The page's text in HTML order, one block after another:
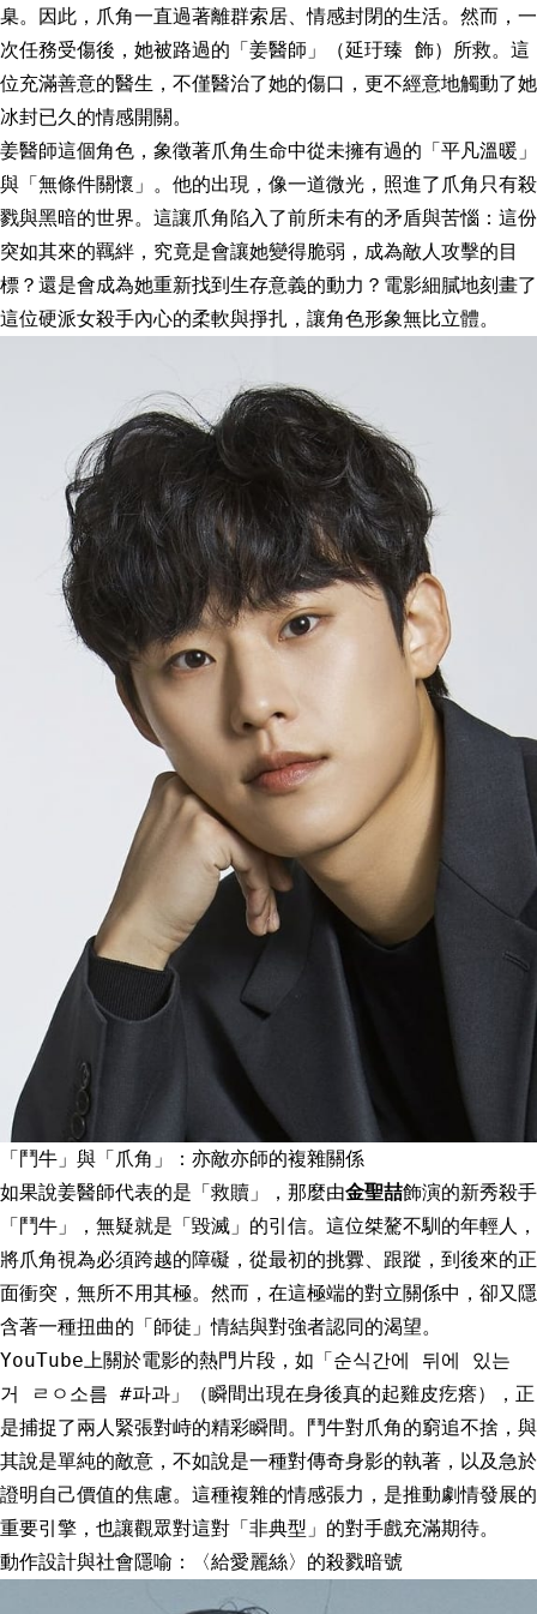
臬。因此，爪角一直過著離群索居、情感封閉的生活。然而，一
次任務受傷後，她被路過的「姜醫師」（延玗臻 飾）所救。這
位充滿善意的醫生，不僅醫治了她的傷口，更不經意地觸動了她
冰封已久的情感開關。
姜醫師這個角色，象徵著爪角生命中從未擁有過的「平凡溫暖」
與「無條件關懷」。他的出現，像一道微光，照進了爪角只有殺
戮與黑暗的世界。這讓爪角陷入了前所未有的矛盾與苦惱：這份
突如其來的羈絆，究竟是會讓她變得脆弱，成為敵人攻擊的目
標？還是會成為她重新找到生存意義的動力？電影細膩地刻畫了
這位硬派女殺手內心的柔軟與掙扎，讓角色形象無比立體。
「鬥牛」與「爪角」：亦敵亦師的複雜關係
如果說姜醫師代表的是「救贖」，那麼由金聖喆飾演的新秀殺手
「鬥牛」，無疑就是「毀滅」的引信。這位桀驁不馴的年輕人，
將爪角視為必須跨越的障礙，從最初的挑釁、跟蹤，到後來的正
面衝突，無所不用其極。然而，在這極端的對立關係中，卻又隱
含著一種扭曲的「師徒」情結與對強者認同的渴望。
YouTube上關於電影的熱門片段，如「순식간에 뒤에 있는
거 ㄹㅇ소름 #파과」（瞬間出現在身後真的起雞皮疙瘩），正
是捕捉了兩人緊張對峙的精彩瞬間。鬥牛對爪角的窮追不捨，與
其說是單純的敵意，不如說是一種對傳奇身影的執著，以及急於
證明自己價值的焦慮。這種複雜的情感張力，是推動劇情發展的
重要引擎，也讓觀眾對這對「非典型」的對手戲充滿期待。
動作設計與社會隱喻：〈給愛麗絲〉的殺戮暗號